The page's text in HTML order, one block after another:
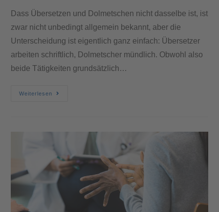
Dass Übersetzen und Dolmetschen nicht dasselbe ist, ist
zwar nicht unbedingt allgemein bekannt, aber die
Unterscheidung ist eigentlich ganz einfach: Übersetzer
arbeiten schriftlich, Dolmetscher mündlich. Obwohl also
beide Tätigkeiten grundsätzlich…
Weiterlesen